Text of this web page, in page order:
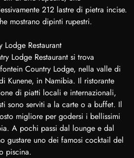
212 lastre di pietra incise.
mostrano dipinti rupestri.
Lodge Restaurant
Lodge Restaurant si trova
Country Lodge, nella valle di
Kunene, in Namibia. Il ristorante
di piatti locali e internazionali,
sono serviti a la carte o a buffet. Il
migliore per godersi i bellissimi
A pochi passi dal lounge e dal
gustare uno dei famosi cocktail del
piscina.